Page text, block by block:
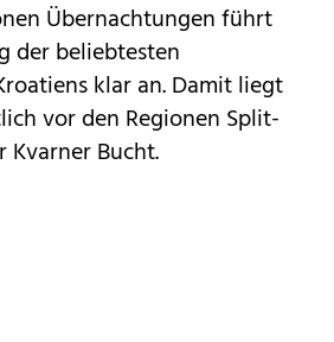
Übernachtungen führt
der beliebtesten
klar an. Damit liegt
vor den Regionen Split-
Kvarner Bucht.